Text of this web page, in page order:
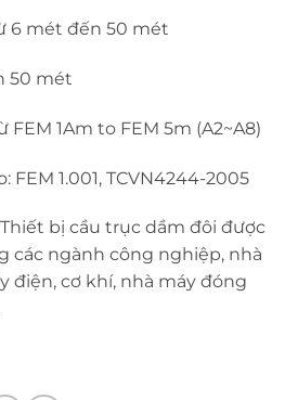
6 mét đến 50 mét
50 mét
FEM 1Am to FEM 5m (A2~A8)
FEM 1.001, TCVN4244-2005
bị cầu trục dầm đôi được
các ngành công nghiệp, nhà
điện, cơ khí, nhà máy đóng